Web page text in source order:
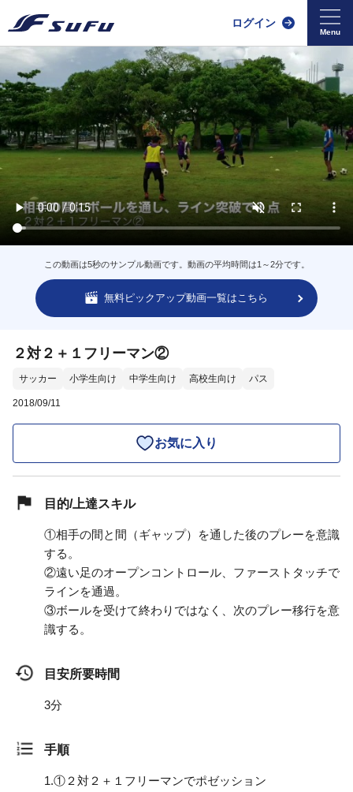
ログイン
この動画は5秒のサンプル動画です。動画の平均時間は1～2分です。
無料ピックアップ動画一覧はこちら
２対２＋１フリーマン②
サッカー 小学生向け 中学生向け 高校生向け パス
2018/09/11
お気に入り
目的/上達スキル
①相手の間と間（ギャップ）を通した後のプレーを意識
する。
②遠い足のオープンコントロール、ファーストタッチで
ラインを通過。
③ボールを受けて終わりではなく、次のプレー移行を意
識する。
目安所要時間
3分
手順
1.①２対２＋１フリーマンでポゼッション